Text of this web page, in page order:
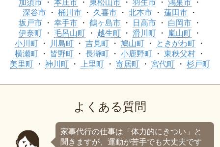
加須市
本庄市 東松山市 羽生市
鴻巣市
深谷市
桶川市 久喜市 北本市
蓮田市
坂戸市
幸手市 鶴ヶ島市 日高市
白岡市
伊奈町
毛呂山町 越生町 滑川町
嵐山町
小川町
川島町 吉見町 鳩山町
ときがわ町
横瀬町
皆野町 長瀞町 小鹿野町
東秩父村
美里町
神川町 上里町 寄居町 宮代町 杉戸町
よくある質問
家事代行の仕事は「体力的にきつい」と
聞きますが、運動が苦手でも大丈夫です